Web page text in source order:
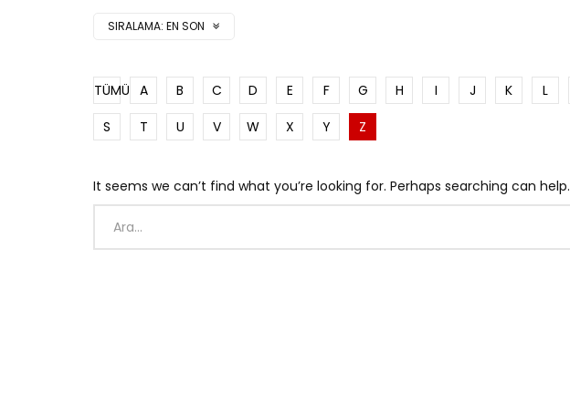
SIRALAMA: EN SON
TÜMÜ A B C D E F G H I J K L
S
T U V W X Y Z
It seems we can’t find what you’re looking for. Perhaps searching can help.